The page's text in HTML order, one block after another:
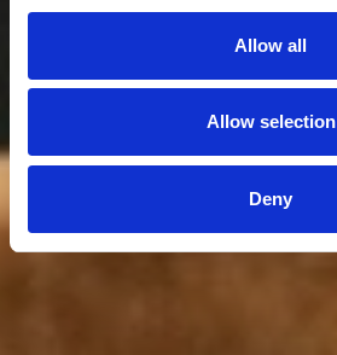
Allow all
Allow selection
Deny